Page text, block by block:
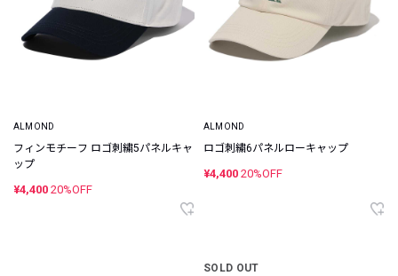
ALMOND
フィンモチーフ ロゴ刺繍5パネルキャ
ップ
¥4,400 20%OFF
ALMOND
ロゴ刺繍6パネルローキャップ
¥4,400 20%OFF
SOLD OUT